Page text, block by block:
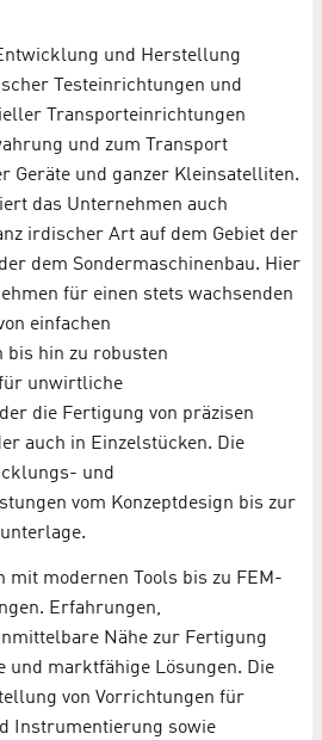
und Herstellung
Testeinrichtungen und
Transporteinrichtungen
und zum Transport
Geräte und ganzer Kleinsatelliten.
das Unternehmen auch
irdischer Art auf dem Gebiet der
dem Sondermaschinenbau. Hier
für einen stets wachsenden
einfachen
bis hin zu robusten
unwirtliche
die Fertigung von präzisen
auch in Einzelstücken. Die
und
vom Konzeptdesign bis zur
mit modernen Tools bis zu FEM-
Erfahrungen,
Nähe zur Fertigung
und marktfähige Lösungen. Die
von Vorrichtungen für
Instrumentierung sowie